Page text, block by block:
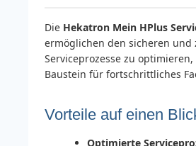
Die Hekatron Mein HPlus
ermöglichen den sicheren und
Serviceprozesse zu
Baustein für fortschrittliches
Vorteile auf einen
Optimierte